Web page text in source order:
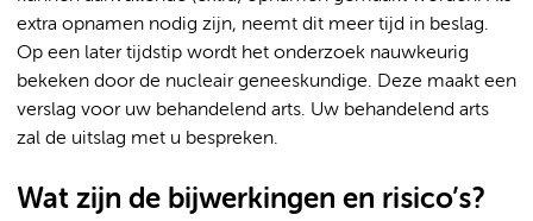
extra opnamen nodig zijn, neemt dit meer tijd in beslag.
Op een later tijdstip wordt het onderzoek nauwkeurig
bekeken door de nucleair geneeskundige. Deze maakt een
verslag voor uw behandelend arts. Uw behandelend arts
zal de uitslag met u bespreken.
Wat zijn de bijwerkingen en risico’s?